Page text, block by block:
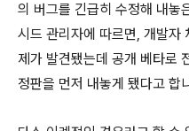
의 버그를 긴급히 수정해 내놓
시드 관리자에 따르면, 개발자
제가 발견됐는데 공개 베타로
정판을 먼저 내놓게 됐다고 합